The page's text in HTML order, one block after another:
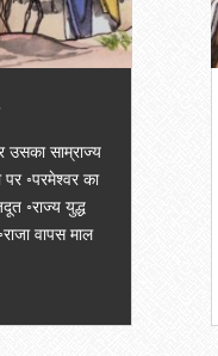
उसका साम्राज्य
◦परमेश्वर का
◦राज्य युद्ध
वापस माल